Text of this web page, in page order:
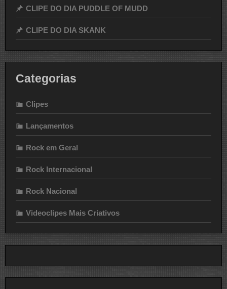
CLIPE DO DIA PUDDLE OF MUDD
CLIPE DO DIA SKANK
Categorias
Clipes
Lançamentos
Rock em Geral
Rock Internacional
Rock Nacional
Videoclipes Mais Criativos